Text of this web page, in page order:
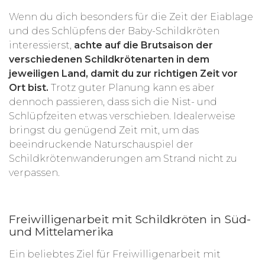
Wenn du dich besonders für die Zeit der Eiablage
und des Schlüpfens der Baby-Schildkröten
interessierst, achte auf die Brutsaison der
verschiedenen Schildkrötenarten in dem
jeweiligen Land, damit du zur richtigen Zeit vor
Ort bist. Trotz guter Planung kann es aber
dennoch passieren, dass sich die Nist- und
Schlüpfzeiten etwas verschieben. Idealerweise
bringst du genügend Zeit mit, um das
beeindruckende Naturschauspiel der
Schildkrötenwanderungen am Strand nicht zu
verpassen.
Freiwilligenarbeit mit Schildkröten in Süd-
und Mittelamerika
Ein beliebtes Ziel für Freiwilligenarbeit mit